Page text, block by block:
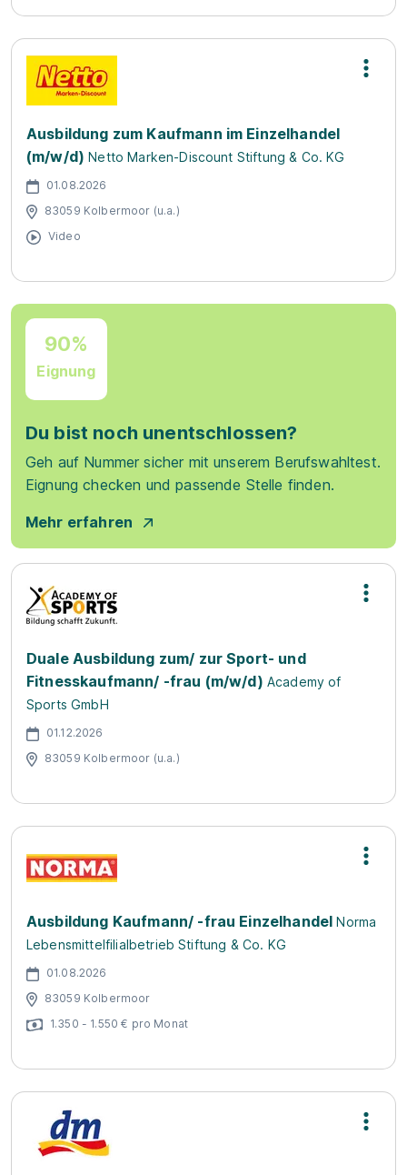
Ausbildung zum Kaufmann im Einzelhandel
(m/w/d) Netto Marken-Discount Stiftung & Co. KG
01.08.2026
83059 Kolbermoor (u.a.)
Video
90%
Eignung
Du bist noch unentschlossen?
Geh auf Nummer sicher mit unserem Berufswahltest.
Eignung checken und passende Stelle finden.
Mehr erfahren
Duale Ausbildung zum/ zur Sport- und
Fitnesskaufmann/ -frau (m/w/d) Academy of
Sports GmbH
01.12.2026
83059 Kolbermoor (u.a.)
Ausbildung Kaufmann/ -frau Einzelhandel Norma
Lebensmittelfilialbetrieb Stiftung & Co. KG
01.08.2026
83059 Kolbermoor
1.350 - 1.550 € pro Monat